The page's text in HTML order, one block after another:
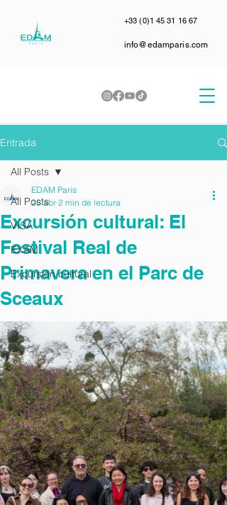
info@edamparis.com
+33 (0)1 45 31 16 67
Entrada
All Posts
VISA
EXAM
Excursión cultural
All Posts
Excursión cultural: El
Festival Real de
Primavera en el Parc de
Sceaux
EDAM Paris
28 abr 2 min de lectura